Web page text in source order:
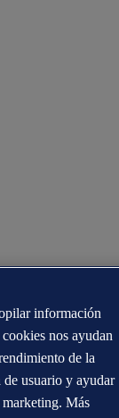
información
nos ayudan
de la
usuario y ayudar
marketing. Más